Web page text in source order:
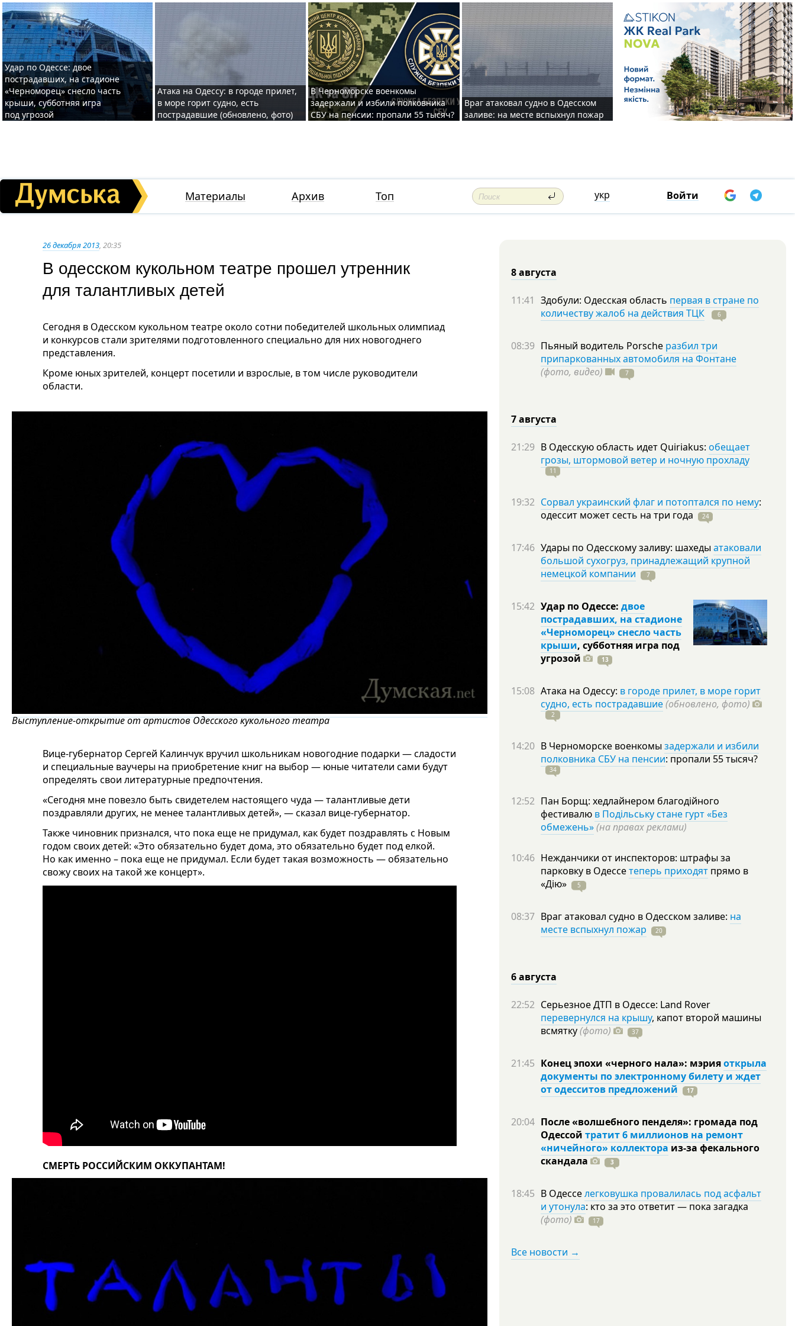
Удар по Одессе: двое
пострадавших, на стадионе
«Черноморец» снесло часть
крыши, субботняя игра
под угрозой
Атака на Одессу: в городе прилет,
в море горит судно, есть
пострадавшие (обновлено, фото)
В Черноморске военкомы
задержали и избили полковника
СБУ на пенсии: пропали 55 тысяч?
Враг атаковал судно в Одесском
заливе: на месте вспыхнул пожар
Материалы Архив Топ укр Войти
26 декабря 2013, 20:35
В одесском кукольном театре прошел утренник
для талантливых детей
Сегодня в Одесском кукольном театре около сотни победителей школьных олимпиад
и конкурсов стали зрителями подготовленного специально для них новогоднего
представления.
Кроме юных зрителей, концерт посетили и взрослые, в том числе руководители
области.
Выступление-открытие от артистов Одесского кукольного театра
Вице-губернатор Сергей Калинчук вручил школьникам новогодние подарки — сладости
и специальные ваучеры на приобретение книг на выбор — юные читатели сами будут
определять свои литературные предпочтения.
«Сегодня мне повезло быть свидетелем настоящего чуда — талантливые дети
поздравляли других, не менее талантливых детей», — сказал вице-губернатор.
Также чиновник признался, что пока еще не придумал, как будет поздравлять с Новым
годом своих детей: «Это обязательно будет дома, это обязательно будет под елкой.
Но как именно – пока еще не придумал. Если будет такая возможность — обязательно
свожу своих на такой же концерт».
СМЕРТЬ РОССИЙСКИМ ОККУПАНТАМ!
8 августа
11:41 Здобули: Одесская область первая в стране по
количеству жалоб на действия ТЦК
6
08:39 Пьяный водитель Porsche разбил три
припаркованных автомобиля на Фонтане
(фото, видео)
7
7 августа
21:29 В Одесскую область идет Quiriakus: обещает
грозы, штормовой ветер и ночную прохладу
11
19:32 Сорвал украинский флаг и потоптался по нему:
одессит может сесть на три года 24
17:46 Удары по Одесскому заливу: шахеды атаковали
большой сухогруз, принадлежащий крупной
немецкой компании
7
15:42 Удар по Одессе: двое
пострадавших, на стадионе
«Черноморец» снесло часть
крыши, субботняя игра под
угрозой
13
15:08 Атака на Одессу: в городе прилет, в море горит
судно, есть пострадавшие(обновлено, фото)
2
14:20 В Черноморске военкомы задержали и избили
полковника СБУ на пенсии: пропали 55тысяч?
34
12:52 Пан Борщ: хедлайнером благодійного
фестивалю в Подільську стане гурт «Без
обмежень»(на правах реклами)
10:46 Нежданчики от инспекторов: штрафы за
парковку в Одессетеперь приходят прямо в
«Дію»
5
08:37 Враг атаковал судно в Одесском заливе: на
месте вспыхнул пожар
20
6 августа
22:52 Серьезное ДТП в Одессе: Land Rover
перевернулся на крышу, капот второй машины
всмятку(фото) 37
21:45 Конец эпохи «черного нала»: мэрияоткрыла
документы по электронному билету и ждет
от одесситов предложений
17
20:04 После «волшебного пенделя»: громада под
Одессой тратит 6 миллионов на ремонт
«ничейного» коллектора из-за фекального
скандала
3
18:45 В Одесселегковушка провалилась под асфальт
и утонула: кто за это ответит — пока загадка
(фото)
17
Все новости →